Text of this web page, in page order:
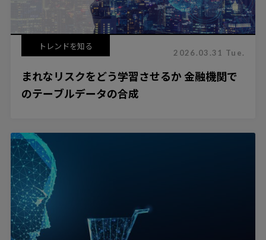
トレンドを知る
2026.03.31 Tue.
まれなリスクをどう学習させるか 金融機関で
のテーブルデータの合成